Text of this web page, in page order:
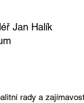
Jan Halík
rady a